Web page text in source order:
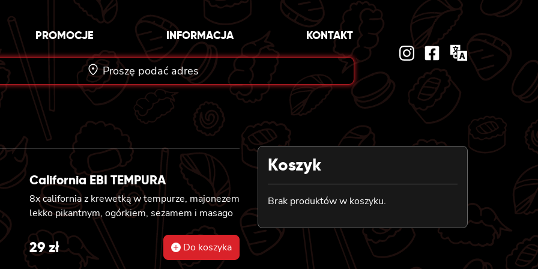
PROMOCJE INFORMACJA KONTAKT
Proszę podać adres
California EBI TEMPURA
8x california z krewetką w tempurze, majonezem
lekko pikantnym, ogórkiem, sezamem i masago
29zł Do koszyka
Koszyk
Brak produktów w koszyku.